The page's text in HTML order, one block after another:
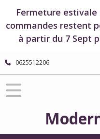
Fermeture estivale
commandes restent
à partir du 7 Sept
0625512206